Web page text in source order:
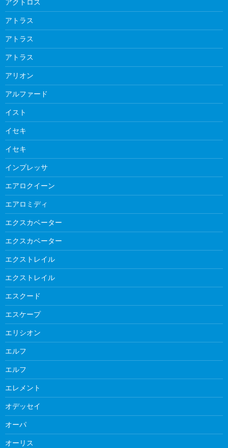
アクトロス
アトラス
アトラス
アトラス
アリオン
アルファード
イスト
イセキ
イセキ
インプレッサ
エアロクイーン
エアロミディ
エクスカベーター
エクスカベーター
エクストレイル
エクストレイル
エスクード
エスケープ
エリシオン
エルフ
エルフ
エレメント
オデッセイ
オーパ
オーリス